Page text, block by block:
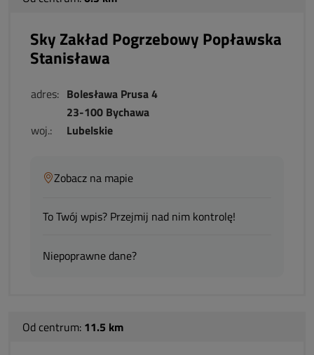
Sky Zakład Pogrzebowy Popławska
Stanisława
adres: Bolesława Prusa 4
23-100 Bychawa
woj.:
Lubelskie
Zobacz na mapie
To Twój wpis? Przejmij nad nim kontrolę!
Niepoprawne dane?
Od centrum: 11.5 km